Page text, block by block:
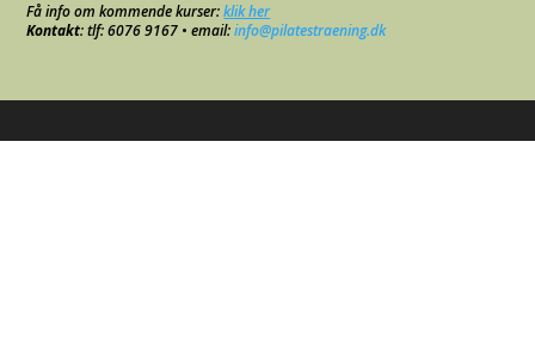
Få info om kommende kurser:klik her
Kontakt: tlf: 6076 9167 • email:info@pilatestraening.dk